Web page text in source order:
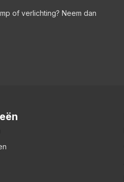
of verlichting? Neem dan